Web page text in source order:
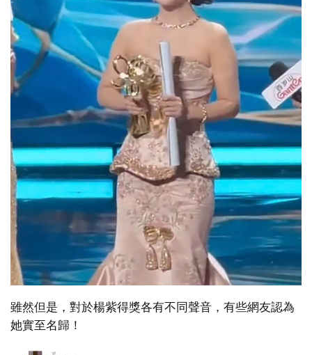
雖然但是，對於楊紫得獎各有不同聲音，有些網友認為
她實至名歸！